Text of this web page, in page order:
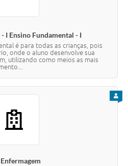
I Ensino Fundamental - I
é para todas as crianças, pois
onde o aluno desenvolve sua
utilizando como meios as mais